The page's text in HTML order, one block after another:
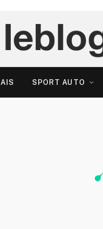
SPORT AUTO